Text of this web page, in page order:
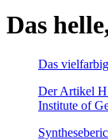
Das
Das
Der Artikel
Institute of